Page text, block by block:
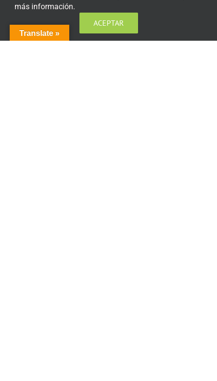
Política de privacidad Redes Sociales
Política de cookies
Translate »
más información.
ACEPTAR